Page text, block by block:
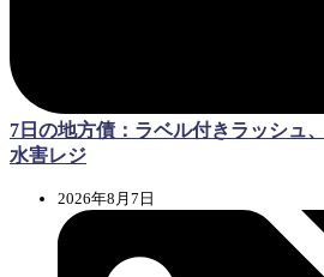
7日の地方債：ラベル付きラッシュ
水害レジ
2026年8月7日